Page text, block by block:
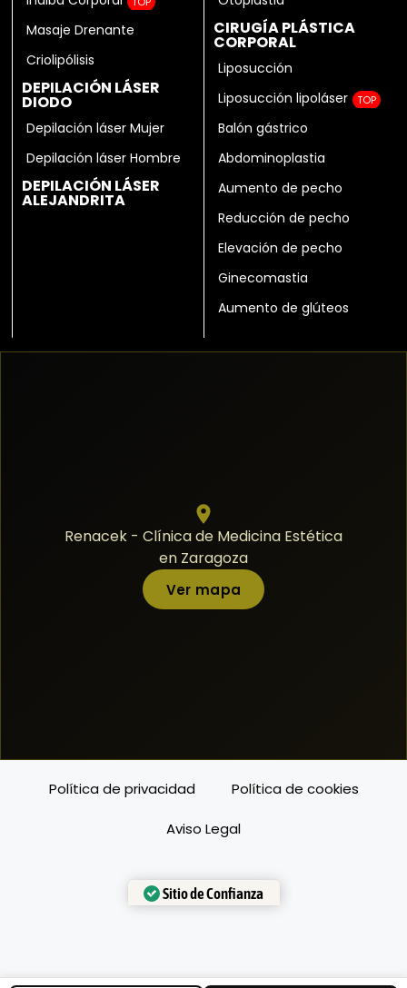
Masaje Drenante
Criolipólisis
DEPILACIÓN LÁSER
DIODO
Depilación láser Mujer
Depilación láser Hombre
DEPILACIÓN LÁSER
ALEJANDRITA
CIRUGÍA PLÁSTICA
CORPORAL
Liposucción
Liposucción lipoláser
TOP
Balón gástrico
Abdominoplastia
Aumento de pecho
Reducción de pecho
Elevación de pecho
Ginecomastia
Aumento de glúteos
Renacek - Clínica de Medicina Estética
en Zaragoza
Ver mapa
Política de privacidad Política de cookies
Aviso Legal
Sitio de Confianza